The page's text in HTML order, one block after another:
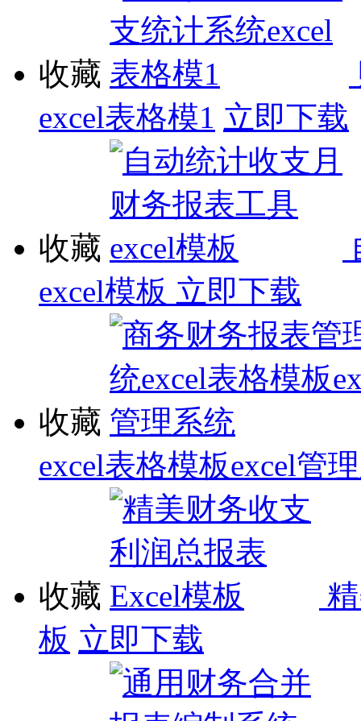
收藏
excel表格模1 立即下载
收藏
excel模板 立即下载
收藏
excel表格模板excel管
收藏
板 立即下载